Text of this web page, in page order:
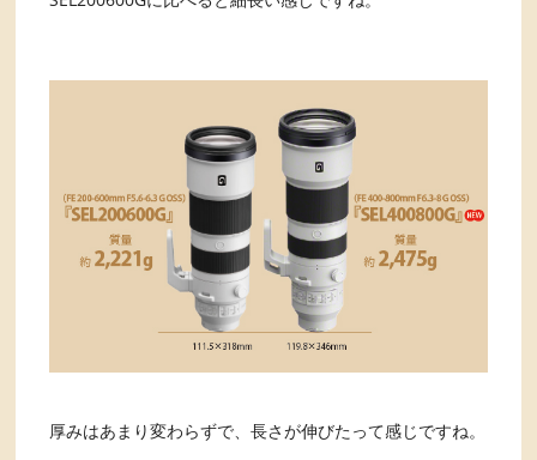
厚みはあまり変わらずで、長さが伸びたって感じですね。